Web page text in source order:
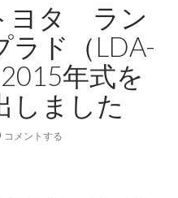
ヨタ ラン
ラド（LDA-
年式を
しました
コメントする